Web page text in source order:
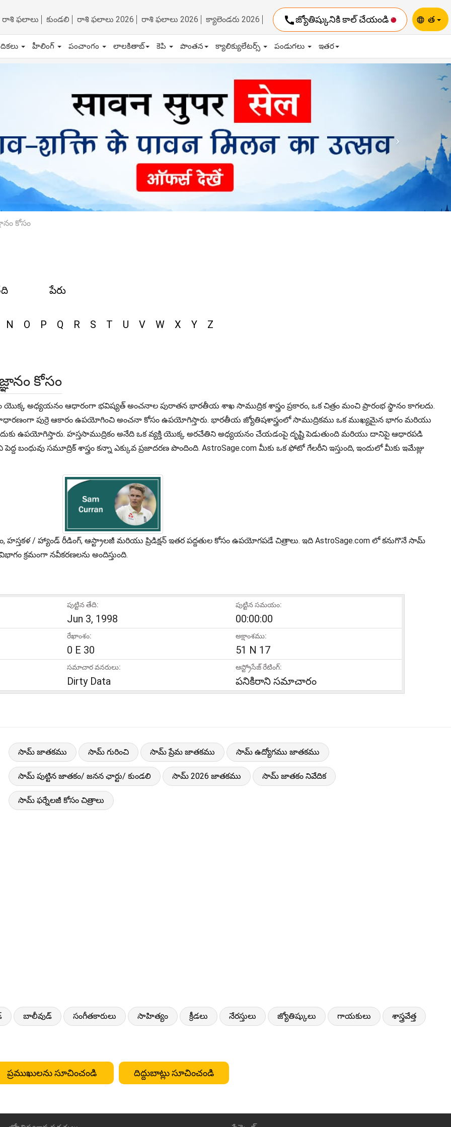
రాశి ఫలాలు కుండలి రాశి ఫలాలు 2026 రాశి ఫలాలు 2026 క్యాలెండరు 2026 callజ్యోతిష్కునికి కాల్ చేయండి language త
హీలింగ్ పంచాంగం లాలకితాబ్ కెపి పొంతన క్యాలిక్యులేటర్స్ పండుగలు ఇతర
కోసం
పేరు
N O P Q R S T U V W X Y Z
కోసం
యొక్క అధ్యయనం ఆధారంగా భవిష్యత్ అంచనాల పురాతన భారతీయ శాఖ సాముద్రిక శాస్త్రం ప్రకారం, ఒక చిత్రం మంచి ప్రారంభ స్థానం కాగలదు.
ఇది సాధారణంగా పుర్రె ఆకారం ఉపయోగించి అంచనా కోసం ఉపయోగిస్తారు. భారతీయ జ్యోతిషశాస్త్రంలో సాముద్రికము ఒక ముఖ్యమైన భాగం మరియు
ఉపయోగిస్తారు. హస్తసాముద్రికం అనేది ఒక వ్యక్తి యొక్క అరచేతిని అధ్యయనం చేయడంపై దృష్టి పెడుతుంది మరియు దానిపై ఆధారపడి
బంధువు సమూద్రిక్ శాస్త్రం కన్నా ఎక్కువ ప్రజాదరణ పొందింది. AstroSage.com మీకు ఒక ఫోటో గేలరీని ఇస్తుంది, ఇందులో మీకు ఇమేజ్లు
/ హ్యాండ్ రీడింగ్, ఆస్ట్రాలజీ మరియు ప్రిడిక్షన్ ఇతర పద్దతుల కోసం ఉపయోగపడే చిత్రాలు. ఇది AstroSage.com లో కనుగొనే సామ్
క్రమంగా నవీకరణలను అందిస్తుంది.
పుట్టిన తేది:
Jun 3, 1998
పుట్టిన సమయం:
00:00:00
రేఖాంశం:
0 E 30
అక్షాంశము:
51 N 17
సమాచార వనరులు:
Dirty Data
ఆస్ట్రోసేజ్ రేటింగ్:
పనికిరాని సమాచారం
సామ్ జాతకము సామ్ గురించి సామ్ ప్రేమ జాతకము సామ్ ఉద్యోగము జాతకము
సామ్ పుట్టిన జాతకం/ జనన ఛార్టు/ కుండలి సామ్ 2026 జాతకము సామ్ జాతకం నివేదిక
సామ్ ఫర్నేలజీ కోసం చిత్రాలు
బాలీవుడ్ సంగీతకారులు సాహిత్యం క్రీడలు నేరస్తులు జ్యోతిష్కులు గాయకులు శాస్త్రవేత్త
ప్రముఖులను సూచించండి దిద్దుబాట్లు సూచించండి